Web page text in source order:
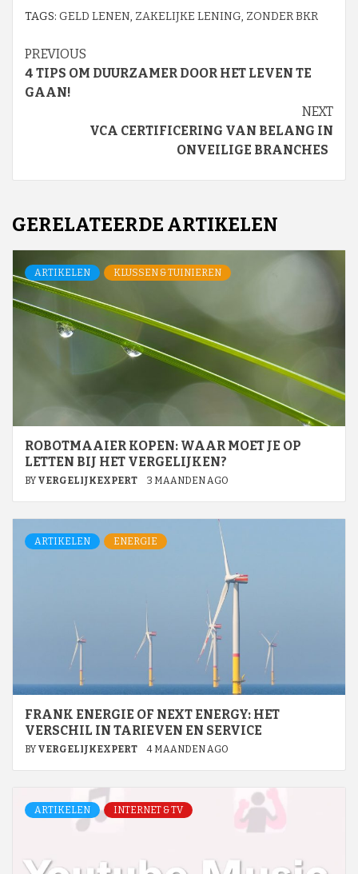
TAGS: GELD LENEN, ZAKELIJKE LENING, ZONDER BKR
Continue
Reading
PREVIOUS
4 TIPS OM DUURZAMER DOOR HET LEVEN TE
GAAN!
NEXT
VCA CERTIFICERING VAN BELANG IN
ONVEILIGE BRANCHES
GERELATEERDE ARTIKELEN
ARTIKELEN KLUSSEN & TUINIEREN
ROBOTMAAIER KOPEN: WAAR MOET JE OP
LETTEN BIJ HET VERGELIJKEN?
BY VERGELIJKEXPERT 3 MAANDEN AGO
ARTIKELEN ENERGIE
FRANK ENERGIE OF NEXT ENERGY: HET
VERSCHIL IN TARIEVEN EN SERVICE
BY VERGELIJKEXPERT 4 MAANDEN AGO
ARTIKELEN INTERNET & TV